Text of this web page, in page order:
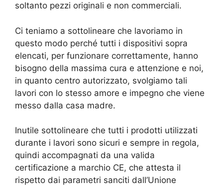
soltanto pezzi originali e non commerciali.
Ci teniamo a sottolineare che lavoriamo in
questo modo perché tutti i dispositivi sopra
elencati, per funzionare correttamente, hanno
bisogno della massima cura e attenzione e noi,
in quanto centro autorizzato, svolgiamo tali
lavori con lo stesso amore e impegno che viene
messo dalla casa madre.
Inutile sottolineare che tutti i prodotti utilizzati
durante i lavori sono sicuri e sempre in regola,
quindi accompagnati da una valida
certificazione a marchio CE, che attesta il
rispetto dai parametri sanciti dall’Unione